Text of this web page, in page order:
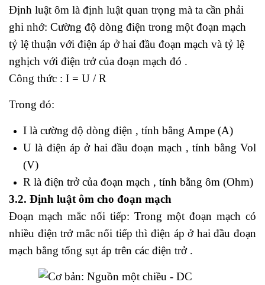
Định luật ôm là định luật quan trọng mà ta cần phải
ghi nhớ: Cường độ dòng điện trong một đoạn mạch
tỷ lệ thuận với điện áp ở hai đầu đoạn mạch và tỷ lệ
nghịch với điện trở của đoạn mạch đó .
Công thức : I = U / R
Trong đó:
I là cường độ dòng điện , tính bằng Ampe (A)
U là điện áp ở hai đầu đoạn mạch , tính bằng Vol
(V)
R là điện trở của đoạn mạch , tính bằng ôm (Ohm)
3.2. Định luật ôm cho đoạn mạch
Đoạn mạch mắc nối tiếp: Trong một đoạn mạch có
nhiều điện trở mắc nối tiếp thì điện áp ở hai đầu đoạn
mạch bằng tổng sụt áp trên các điện trở .